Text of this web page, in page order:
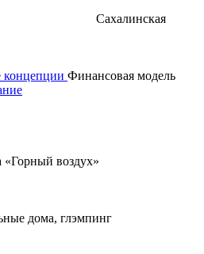
Сахалинская
Финансовая модель
«Горный воздух»
дома, глэмпинг